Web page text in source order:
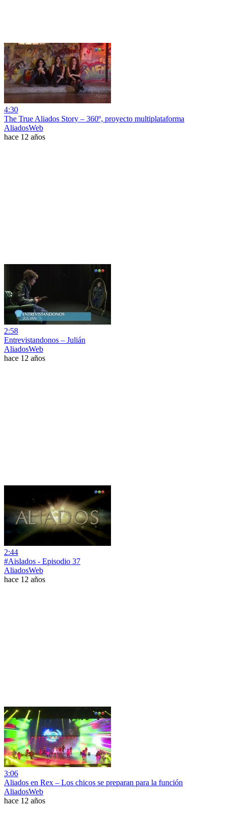
4:30
The True Aliados Story – 360º, proyecto multiplataforma
AliadosWeb
hace 12 años
2:58
Entrevistandonos – Julián
AliadosWeb
hace 12 años
2:44
#Aislados - Episodio 37
AliadosWeb
hace 12 años
3:06
Aliados en Rex – Los chicos se preparan para la función
AliadosWeb
hace 12 años